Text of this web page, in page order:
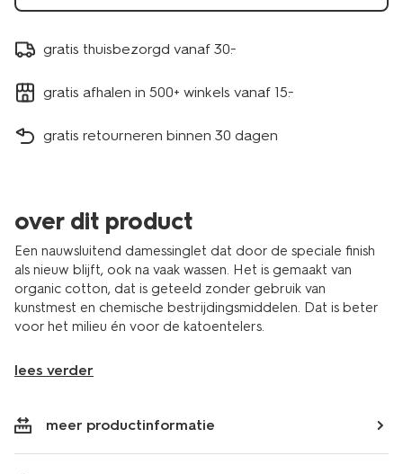
gratis thuisbezorgd vanaf 30.-
gratis afhalen in 500+ winkels vanaf 15.-
gratis retourneren binnen 30 dagen
over dit product
Een nauwsluitend damessinglet dat door de speciale finish
als nieuw blijft, ook na vaak wassen. Het is gemaakt van
organic cotton, dat is geteeld zonder gebruik van
kunstmest en chemische bestrijdingsmiddelen. Dat is beter
voor het milieu én voor de katoentelers.
lees verder
meer productinformatie